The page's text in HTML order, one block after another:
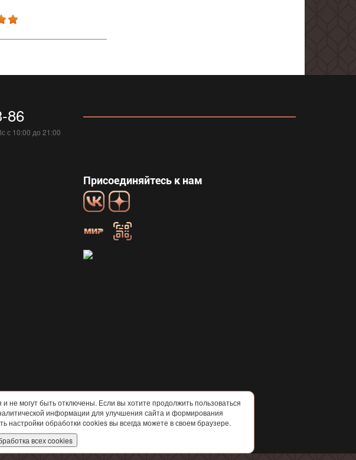
86
с 10:00 до 21:00
Присоединяйтесь к нам
защищены
Согласие на обработку персональных данных
не могут быть отключены. Если вы хотите продолжить пользоваться
информации для улучшения сайта и формирования
обработки cookies вы всегда можете в своем браузере.
всех cookies